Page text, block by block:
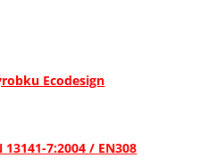
Ecodesign
7:2004 / EN308